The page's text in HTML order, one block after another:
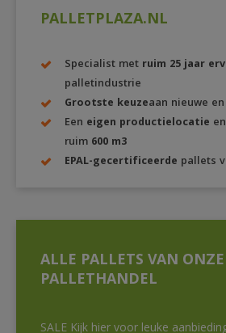
PALLETPLAZA.NL
Specialist met ruim 25 jaar
palletindustrie
Grootste keuzeaan nieuwe
Een eigen productielocatie
ruim 600 m3
EPAL-gecertificeerde pallets
ALLE PALLETS VAN ONZE
PALLETHANDEL
SALE Kijk hier voor leuke